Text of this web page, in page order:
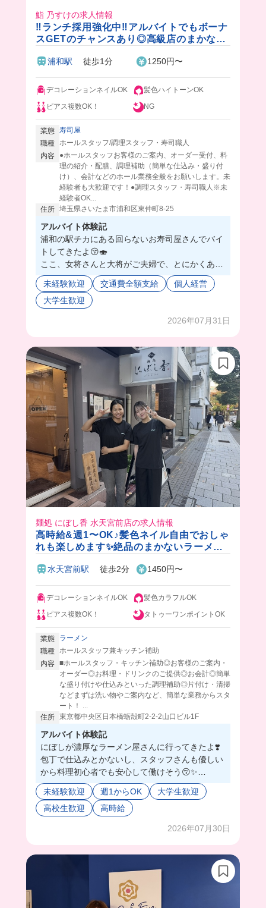
鮨 乃すけの求人情報
‼️ランチ採用強化中‼️アルバイトでもボーナ
スGETのチャンスあり◎高級店のまかない
浦和駅 徒歩1分 1250円〜
デコレーションネイルOK
髪色ハイトーンOK
ピアス複数OK！
NG
業態 寿司屋
職種 ホールスタッフ/調理スタッフ・寿司職人
内容
●ホールスタッフお客様のご案内、オーダー受付、料
理の紹介・配膳、調理補助（簡単な仕込み・盛り付
け）、会計などのホール業務全般をお願いします。未
経験者も大歓迎です！●調理スタッフ・寿司職人※未
経験者OK...
住所 埼玉県さいたま市浦和区東仲町8-25
アルバイト体験記
浦和の駅チカにある回らないお寿司屋さんでバイ
トしてきたよ😚🍣
ここ、女将さんと大将がご夫婦で、とにかくあっ
たかくて、ほんとに優しすぎるの🤦🏻‍♀️💓
天然なキャラに思わず笑顔になってしまう空間🥰
仕事も一から教えてくれて、アットホームな雰囲
まかないはみんなで囲んで食べるから、楽しくお
未経験歓迎 交通費全額支給
個人経営
大学生歓迎
2026年07月31日
麺処 にぼし香 水天宮前店の求人情報
高時給&週1〜OK♪髪色ネイル自由でおしゃ
れも楽しめます✨絶品のまかないラーメン
水天宮前駅 徒歩2分 1450円〜
デコレーションネイルOK
髪色カラフルOK
ピアス複数OK！
タトゥーワンポイントOK
業態
ラーメン
職種
ホールスタッフ兼キッチン補助
内容 ■ホールスタッフ・キッチン補助◎お客様のご案内・
オーダー◎お料理・ドリンクのご提供◎お会計◎簡単
な盛り付けや仕込みといった調理補助◎片付け・清掃
などまずは洗い物やご案内など、簡単な業務からスタ
ート！ ...
住所 東京都中央区日本橋蛎殻町2-2-2山口ビル1F
アルバイト体験記
にぼしが濃厚なラーメン屋さんに行ってきたよ❣️
包丁で仕込みとかないし、スタッフさんも優しい
から料理初心者でも安心して働けそう😚✨
こんなに濃厚な煮干しを味わうことがないから、
体に良いことしてる気分になる🐟
とってもおいしいよ❣️
未経験歓迎 週1からOK
大学生歓迎
高校生歓迎
高時給
2026年07月30日